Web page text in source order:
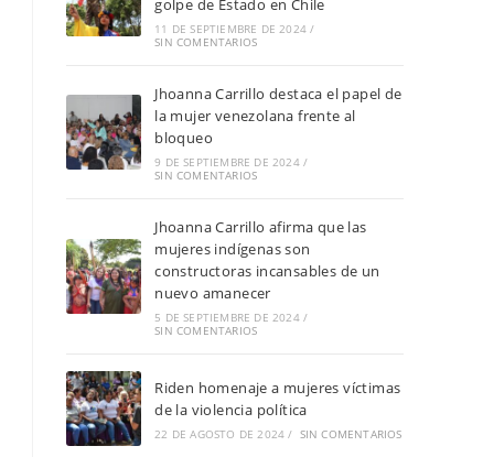
golpe de Estado en Chile
11 DE SEPTIEMBRE DE 2024 /
SIN COMENTARIOS
Jhoanna Carrillo destaca el papel de
la mujer venezolana frente al
bloqueo
9 DE SEPTIEMBRE DE 2024 /
SIN COMENTARIOS
Jhoanna Carrillo afirma que las
mujeres indígenas son
constructoras incansables de un
nuevo amanecer
5 DE SEPTIEMBRE DE 2024 /
SIN COMENTARIOS
Riden homenaje a mujeres víctimas
de la violencia política
22 DE AGOSTO DE 2024 / SIN COMENTARIOS